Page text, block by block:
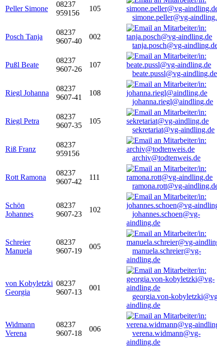
Peller Simone
08237
959156
105
simone.peller@vg-
Posch Tanja
08237
9607-40
002
tanja.posch@vg-
Pußl Beate
08237
9607-26
107
beate.pussl@vg-aindling.de
Riegl Johanna
08237
9607-41
108
johanna.riegl@aindling.de
Riegl Petra
08237
9607-35
105
sekretariat@vg-aindling.de
Riß Franz
08237
959156
archiv@todtenweis.de
Rott Ramona
08237
9607-42
111
ramona.rott@vg-
Schön
Johannes
08237
9607-23
102
johannes.schoen@vg-
aindling.de
Schreier
Manuela
08237
9607-19
005
manuela.schreier@vg-
aindling.de
von Kobyletzki
Georgia
08237
9607-13
001
georgia.von-
aindling.de
Widmann
Verena
08237
9607-18
006
verena.widmann@vg-
aindling.de